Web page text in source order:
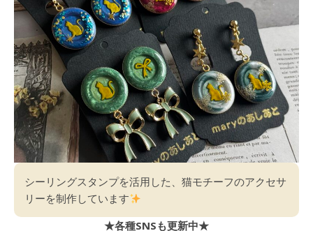
シーリングスタンプを活用した、猫モチーフのアクセサ
リーを制作しています
★各種SNSも更新中★